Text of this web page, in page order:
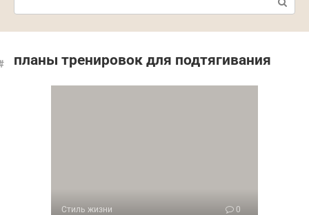
планы тренировок для подтягивания
Стиль жизни 0